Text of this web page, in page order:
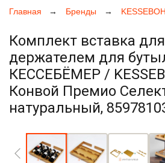
Главная Бренды
Комплект вставка
держателем для
КЕССЕБЁМЕР /
Конвой Премио
натуральный,